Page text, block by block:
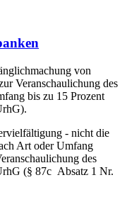
von
Veranschaulichung des
bis zu 15 Prozent
- nicht die
Art oder Umfang
des
(§ 87c Absatz 1 Nr.